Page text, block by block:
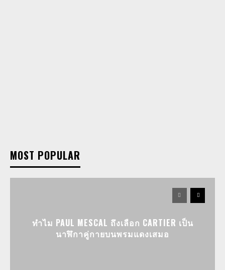
MOST POPULAR
ทำไม PAUL MESCAL ถึงเลือก CARTIER เป็น
นาฬิกาคู่กายบนพรมแดงเสมอ